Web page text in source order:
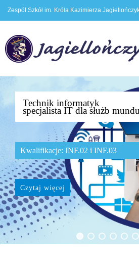
Zespół Szkół im. Króla Kazimierza
Technik informatyk
specjalista IT dla służb
Kwalifikacje: INF.02 i INF.03
Czytaj więcej